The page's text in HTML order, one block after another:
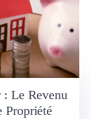
Le Revenu
Propriété